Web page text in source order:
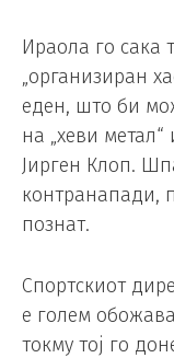
Ираола го сака
„организиран
еден, што би
на „хеви
Јирген Клоп.
контранапади,
познат.
Спортскиот
е голем
токму тој го